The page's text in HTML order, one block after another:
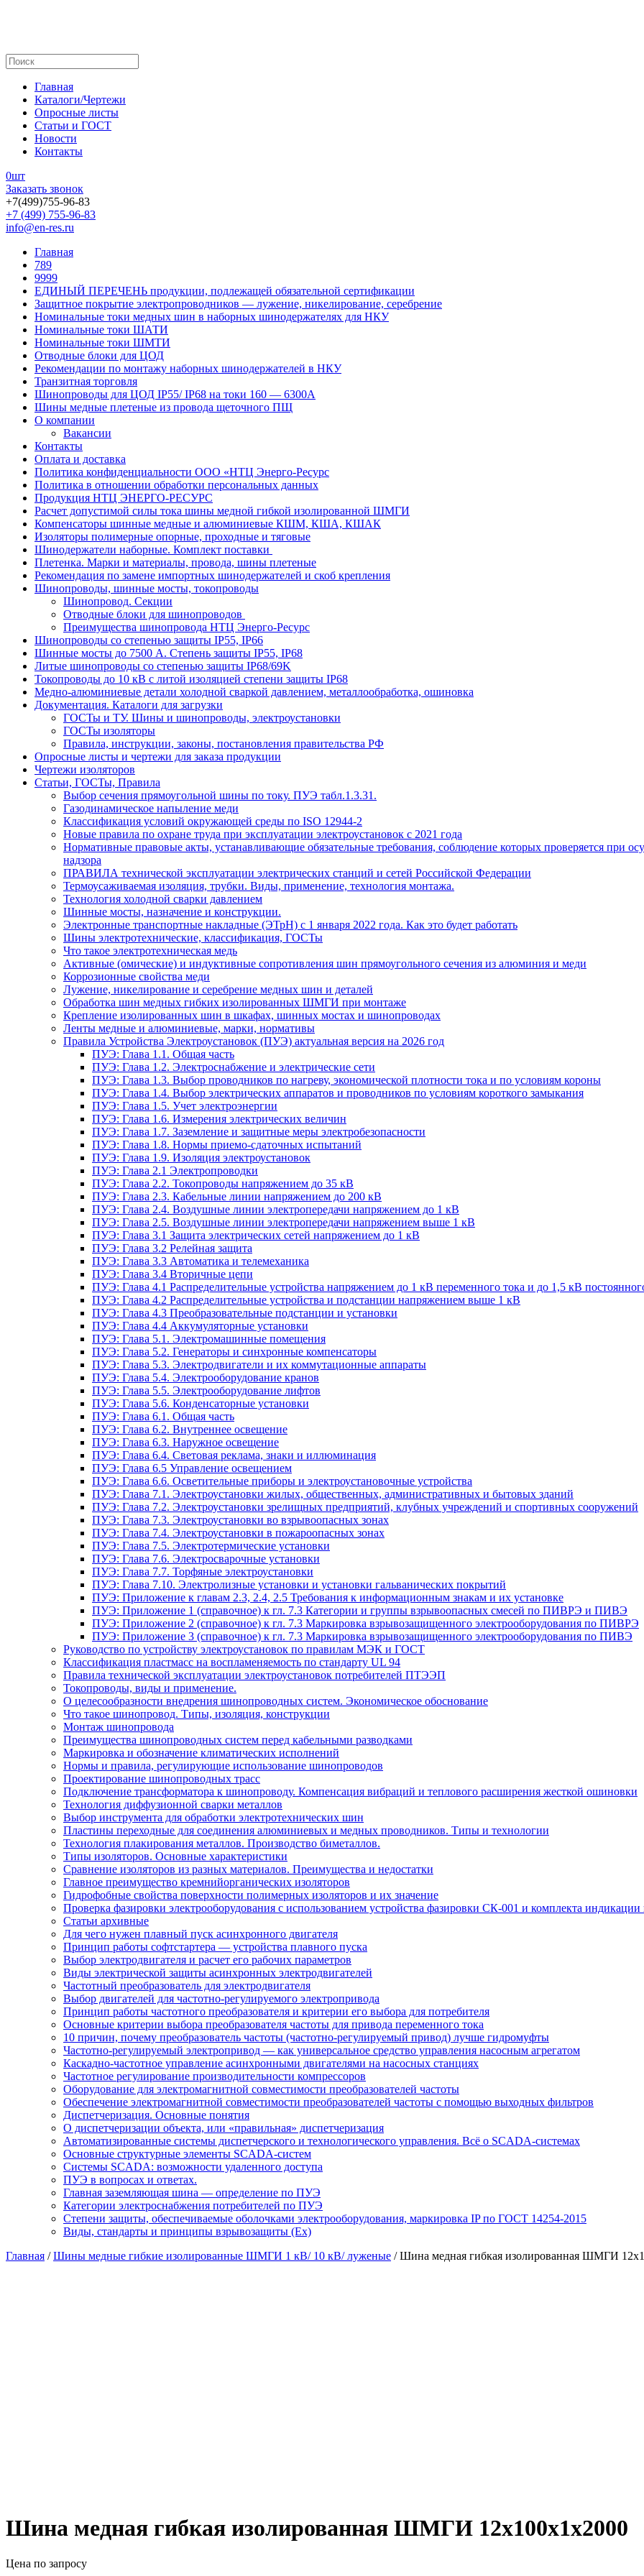
Главная
Каталоги/Чертежи
Опросные листы
Статьи и ГОСТ
Новости
Контакты
0шт
Заказать звонок
+7(499)755-96-83
+7 (499) 755-96-83
info@en-res.ru
Главная
789
9999
ЕДИНЫЙ ПЕРЕЧЕНЬ продукции, подлежащей обязательной сертификации
Защитное покрытие электропроводников — лужение, никелирование, серебрение
Номинальные токи медных шин в наборных шинодержателях для НКУ
Номинальные токи ШАТИ
Номинальные токи ШМТИ
Отводные блоки для ЦОД
Рекомендации по монтажу наборных шинодержателей в НКУ
Транзитная торговля
Шинопроводы для ЦОД IP55/ IP68 на токи 160 — 6300А
Шины медные плетеные из провода щеточного ПЩ
О компании
Вакансии
Контакты
Оплата и доставка
Политика конфиденциальности ООО «НТЦ Энерго-Ресурс
Политика в отношении обработки персональных данных
Продукция НТЦ ЭНЕРГО-РЕСУРС
Расчет допустимой силы тока шины медной гибкой изолированной ШМГИ
Компенсаторы шинные медные и алюминиевые КШМ, КША, КШАК
Изоляторы полимерные опорные, проходные и тяговые
Шинодержатели наборные. Комплект поставки
Плетенка. Марки и материалы, провода, шины плетеные
Рекомендация по замене импортных шинодержателей и скоб крепления
Шинопроводы, шинные мосты, токопроводы
Шинопровод. Секции
Отводные блоки для шинопроводов
Преимущества шинопровода НТЦ Энерго-Ресурс
Шинопроводы со степенью защиты IP55, IP66
Шинные мосты до 7500 А. Степень защиты IP55, IP68
Литые шинопроводы со степенью защиты IP68/69K
Токопроводы до 10 кВ с литой изоляцией степени защиты IP68
Медно-алюминиевые детали холодной сваркой давлением, металлообработка, ошиновка
Документация. Каталоги для загрузки
ГОСТы и ТУ. Шины и шинопроводы, электроустановки
ГОСТы изоляторы
Правила, инструкции, законы, постановления правительства РФ
Опросные листы и чертежи для заказа продукции
Чертежи изоляторов
Статьи, ГОСТы, Правила
Выбор сечения прямоугольной шины по току. ПУЭ табл.1.3.31.
Газодинамическое напыление меди
Классификация условий окружающей среды по ISO 12944-2
Новые правила по охране труда при эксплуатации электроустановок с 2021 года
Нормативные правовые акты, устанавливающие обязательные требования, соблюдение которых проверяется при
надзора
ПРАВИЛА технической эксплуатации электрических станций и сетей Российской Федерации
Термоусаживаемая изоляция, трубки. Виды, применение, технология монтажа.
Технология холодной сварки давлением
Шинные мосты, назначение и конструкции.
Электронные транспортные накладные (ЭТрН) с 1 января 2022 года. Как это будет работать
Шины электротехнические, классификация, ГОСТы
Что такое электротехническая медь
Активные (омические) и индуктивные сопротивления шин прямоугольного сечения из алюминия и меди
Коррозионные свойства меди
Лужение, никелирование и серебрение медных шин и деталей
Обработка шин медных гибких изолированных ШМГИ при монтаже
Крепление изолированных шин в шкафах, шинных мостах и шинопроводах
Ленты медные и алюминиевые, марки, нормативы
Правила Устройства Электроустановок (ПУЭ) актуальная версия на 2026 год
ПУЭ: Глава 1.1. Общая часть
ПУЭ: Глава 1.2. Электроснабжение и электрические сети
ПУЭ: Глава 1.3. Выбор проводников по нагреву, экономической плотности тока и по условиям короны
ПУЭ: Глава 1.4. Выбор электрических аппаратов и проводников по условиям короткого замыкания
ПУЭ: Глава 1.5. Учет электроэнергии
ПУЭ: Глава 1.6. Измерения электрических величин
ПУЭ: Глава 1.7. Заземление и защитные меры электробезопасности
ПУЭ: Глава 1.8. Нормы приемо-сдаточных испытаний
ПУЭ: Глава 1.9. Изоляция электроустановок
ПУЭ: Глава 2.1 Электропроводки
ПУЭ: Глава 2.2. Токопроводы напряжением до 35 кВ
ПУЭ: Глава 2.3. Кабельные линии напряжением до 200 кВ
ПУЭ: Глава 2.4. Воздушные линии электропередачи напряжением до 1 кВ
ПУЭ: Глава 2.5. Воздушные линии электропередачи напряжением выше 1 кВ
ПУЭ: Глава 3.1 Защита электрических сетей напряжением до 1 кВ
ПУЭ: Глава 3.2 Релейная защита
ПУЭ: Глава 3.3 Автоматика и телемеханика
ПУЭ: Глава 3.4 Вторичные цепи
ПУЭ: Глава 4.1 Распределительные устройства напряжением до 1 кВ переменного тока и до 1,5 кВ
ПУЭ: Глава 4.2 Распределительные устройства и подстанции напряжением выше 1 кВ
ПУЭ: Глава 4.3 Преобразовательные подстанции и установки
ПУЭ: Глава 4.4 Аккумуляторные установки
ПУЭ: Глава 5.1. Электромашинные помещения
ПУЭ: Глава 5.2. Генераторы и синхронные компенсаторы
ПУЭ: Глава 5.3. Электродвигатели и их коммутационные аппараты
ПУЭ: Глава 5.4. Электрооборудование кранов
ПУЭ: Глава 5.5. Электрооборудование лифтов
ПУЭ: Глава 5.6. Конденсаторные установки
ПУЭ: Глава 6.1. Общая часть
ПУЭ: Глава 6.2. Внутреннее освещение
ПУЭ: Глава 6.3. Наружное освещение
ПУЭ: Глава 6.4. Световая реклама, знаки и иллюминация
ПУЭ: Глава 6.5 Управление освещением
ПУЭ: Глава 6.6. Осветительные приборы и электроустановочные устройства
ПУЭ: Глава 7.1. Электроустановки жилых, общественных, административных и бытовых зданий
ПУЭ: Глава 7.2. Электроустановки зрелищных предприятий, клубных учреждений и спортивных сооружений
ПУЭ: Глава 7.3. Электроустановки во взрывоопасных зонах
ПУЭ: Глава 7.4. Электроустановки в пожароопасных зонах
ПУЭ: Глава 7.5. Электротермические установки
ПУЭ: Глава 7.6. Электросварочные установки
ПУЭ: Глава 7.7. Торфяные электроустановки
ПУЭ: Глава 7.10. Электролизные установки и установки гальванических покрытий
ПУЭ: Приложение к главам 2.3, 2.4, 2.5 Требования к информационным знакам и их установке
ПУЭ: Приложение 1 (справочное) к гл. 7.3 Категории и группы взрывоопасных смесей по ПИВРЭ и ПИВЭ
ПУЭ: Приложение 2 (справочное) к гл. 7.3 Маркировка взрывозащищенного электрооборудования по ПИВРЭ
ПУЭ: Приложение 3 (справочное) к гл. 7.3 Маркировка взрывозащищенного электрооборудования по ПИВЭ
Руководство по устройству электроустановок по правилам МЭК и ГОСТ
Классификация пластмасс на воспламеняемость по стандарту UL 94
Правила технической эксплуатации электроустановок потребителей ПТЭЭП
Токопроводы, виды и применение.
О целесообразности внедрения шинопроводных систем. Экономическое обоснование
Что такое шинопровод. Типы, изоляция, конструкции
Монтаж шинопровода
Преимущества шинопроводных систем перед кабельными разводками
Маркировка и обозначение климатических исполнений
Нормы и правила, регулирующие использование шинопроводов
Проектирование шинопроводных трасс
Подключение трансформатора к шинопроводу. Компенсация вибраций и теплового расширения жесткой ошиновки
Технология диффузионной сварки металлов
Выбор инструмента для обработки электротехнических шин
Пластины переходные для соединения алюминиевых и медных проводников. Типы и технологии
Технология плакирования металлов. Производство биметаллов.
Типы изоляторов. Основные характеристики
Сравнение изоляторов из разных материалов. Преимущества и недостатки
Главное преимущество кремнийорганических изоляторов
Гидрофобные свойства поверхности поли мерных изоляторов и их значение
Проверка фазировки электрооборудования с использованием устройства фазировки СК-001 и комплекта
Статьи архивные
Для чего нужен плавный пуск асинхронного двигателя
Принцип работы софтстартера — устройства плавного пуска
Выбор электродвигателя и расчет его рабочих параметров
Виды электрической защиты асинхронных электродвигателей
Частотный преобразователь для электродвигателя
Выбор двигателей для частотно-регулируемого электропривода
Принцип работы частотного преобразователя и критерии его выбора для потребителя
Основные критерии выбора преобразователя частоты для привода переменного тока
10 причин, почему преобразователь частоты (частотно-регулируемый привод) лучше гидромуфты
Частотно-регулируемый электропривод — как универсальное средство управления насосным агрегатом
Каскадно-частотное управление асинхронными двигателями на насосных станциях
Частотное регулирование производительности компрессоров
Оборудование для электромагнитной совместимости преобразователей частоты
Обеспечение электромагнитной совместимости преобразователей частоты с помощью выходных фильтров
Диспетчеризация. Основные понятия
О диспетчеризации объекта, или «правильная» диспетчеризация
Автоматизированные системы диспетчерского и технологического управления. Всё о SCADA-системах
Основные структурные элементы SCADA-систем
Системы SCADA: возможности удаленного доступа
ПУЭ в вопросах и ответах.
Главная заземляющая шина — определение по ПУЭ
Категории электроснабжения потребителей по ПУЭ
Степени защиты, обеспечиваемые оболочками электрооборудования, маркировка IP по ГОСТ 14254-2015
Виды, стандарты и принципы взрывозащиты (Ex)
Главная /Шины медные гибкие изолированные ШМГИ 1 кВ/ 10 кВ/ луженые / Шина медная гибкая изолированная ШМГИ
Шина медная гибкая изолированная ШМГИ 12х100х1х2000
Цена по запросу